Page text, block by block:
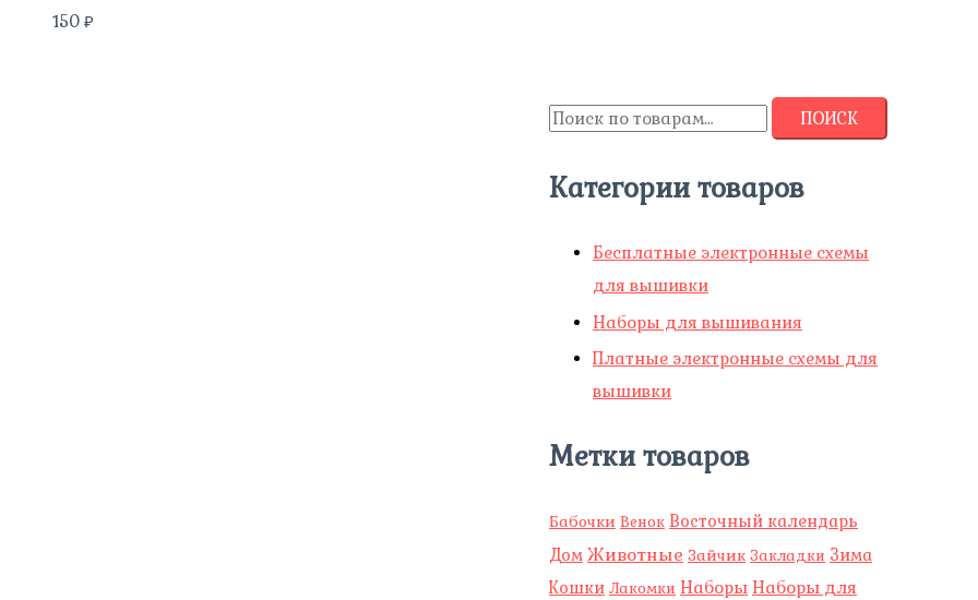
150 ₽
ПОИСК
Категории товаров
Бесплатные электронные схемы
для вышивки
Наборы для вышивания
Платные электронные схемы для
вышивки
Метки товаров
Бабочки Венок Восточный календарь
Дом Животные Зайчик Закладки Зима
Кошки Лакомки Наборы Наборы для